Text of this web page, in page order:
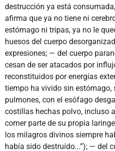
destrucción ya está
afirma que ya no tiene ni
estómago ni tripas, ya no le
huesos del cuerpo
expresiones; — del cuerpo
cesan de ser atacados por
reconstituidos por energías
tiempo ha vivido sin estómago,
pulmones, con el esófago
costillas hechas polvo, incluso
comer parte de su propia
los milagros divinos siempre
había sido destruido...”); — del